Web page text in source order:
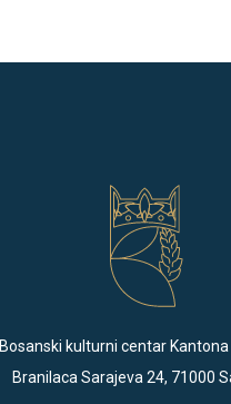
Bosanski kulturni centar
Branilaca Sarajeva 24, 71000